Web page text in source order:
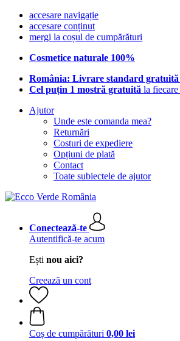
accesare navigație
accesare conținut
mergi la coșul de cumpărături
Cosmetice naturale 100%
România: Livrare standard gratuită
Cel puțin 1 mostră gratuită la fiecare
Ajutor
Unde este comanda mea?
Returnări
Costuri de expediere
Opțiuni de plată
Contact
Toate subiectele de ajutor
Conectează-te
Autentifică-te acum
Ești nou aici?
Creează un cont
Coș de cumpărături 0,00 lei